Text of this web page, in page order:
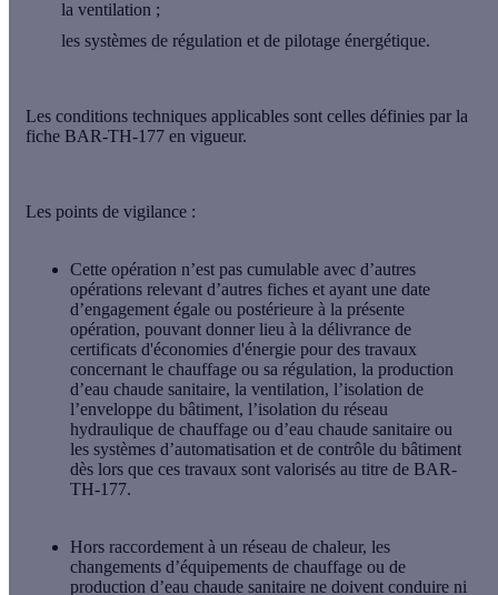
la ventilation ;
les systèmes de régulation et de pilotage énergétique.
Les conditions techniques applicables sont celles définies par la
fiche BAR-TH-177 en vigueur.
Les points de vigilance :
Cette opération n’est pas cumulable avec d’autres
opérations relevant d’autres fiches et ayant une date
d’engagement égale ou postérieure à la présente
opération, pouvant donner lieu à la délivrance de
certificats d'économies d'énergie pour des travaux
concernant le chauffage ou sa régulation, la production
d’eau chaude sanitaire, la ventilation, l’isolation de
l’enveloppe du bâtiment, l’isolation du réseau
hydraulique de chauffage ou d’eau chaude sanitaire ou
les systèmes d’automatisation et de contrôle du bâtiment
dès lors que ces travaux sont valorisés au titre de BAR-
TH-177.
Hors raccordement à un réseau de chaleur, les
changements d’équipements de chauffage ou de
production d’eau chaude sanitaire ne doivent conduire ni